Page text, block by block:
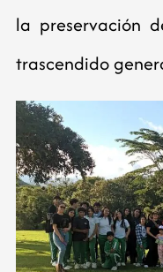
la preservación
trascendido